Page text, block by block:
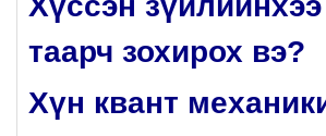
таарч зохирох вэ?
Хүн квант